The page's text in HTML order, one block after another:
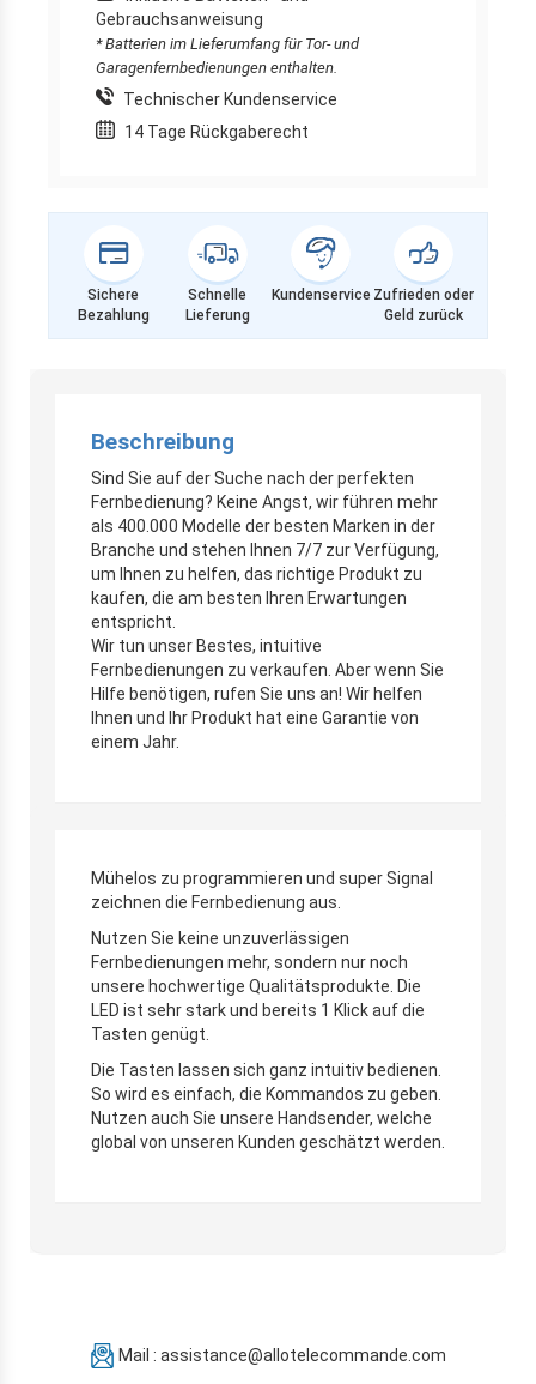
Gebrauchsanweisung
* Batterien im Lieferumfang für Tor- und
Garagenfernbedienungen enthalten.
Technischer Kundenservice
14 Tage Rückgaberecht
Sichere
Bezahlung
Schnelle
Lieferung
Kundenservice Zufrieden oder
Geld zurück
Beschreibung
Sind Sie auf der Suche nach der perfekten
Fernbedienung? Keine Angst, wir führen mehr
als 400.000 Modelle der besten Marken in der
Branche und stehen Ihnen 7/7 zur Verfügung,
um Ihnen zu helfen, das richtige Produkt zu
kaufen, die am besten Ihren Erwartungen
entspricht.
Wir tun unser Bestes, intuitive
Fernbedienungen zu verkaufen. Aber wenn Sie
Hilfe benötigen, rufen Sie uns an! Wir helfen
Ihnen und Ihr Produkt hat eine Garantie von
einem Jahr.
Mühelos zu programmieren und super Signal
zeichnen die Fernbedienung aus.
Nutzen Sie keine unzuverlässigen
Fernbedienungen mehr, sondern nur noch
unsere hochwertige Qualitätsprodukte. Die
LED ist sehr stark und bereits 1 Klick auf die
Tasten genügt.
Die Tasten lassen sich ganz intuitiv bedienen.
So wird es einfach, die Kommandos zu geben.
Nutzen auch Sie unsere Handsender, welche
global von unseren Kunden geschätzt werden.
Mail : assistance@allotelecommande.com